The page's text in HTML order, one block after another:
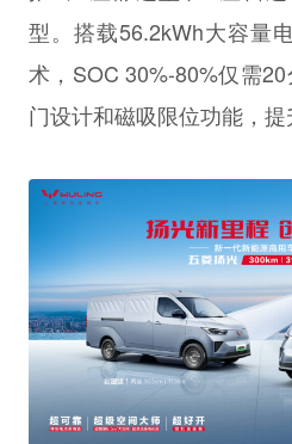
型。搭载56.2kWh大容量
术，SOC 30%-80%仅需
门设计和磁吸限位功能，提